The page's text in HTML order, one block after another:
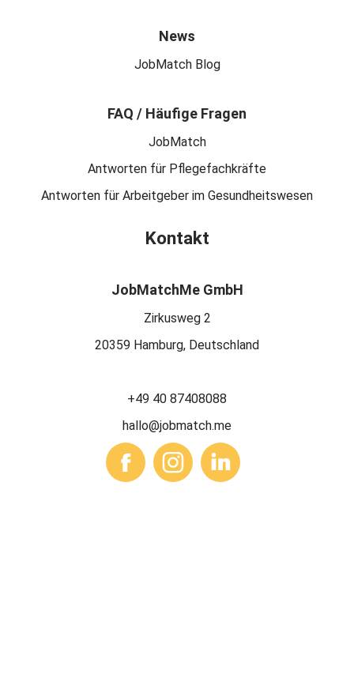
News
JobMatch Blog
FAQ / Häufige Fragen
JobMatch
Antworten für Pflegefachkräfte
Antworten für Arbeitgeber im Gesundheitswesen
Kontakt
JobMatchMe GmbH
Zirkusweg 2
20359 Hamburg, Deutschland
+49 40 87408088
hallo@jobmatch.me